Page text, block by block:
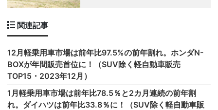
関連記事
12月軽乗用車市場は前年比97.5%の前年割れ。ホンダN-
BOXが年間販売首位に！（SUV除く軽自動車販売
TOP15・2023年12月）
1月軽乗用車市場は前年比78.5％と2カ月連続の前年割
れ。ダイハツは前年比33.8％に！（SUV除く軽自動車販